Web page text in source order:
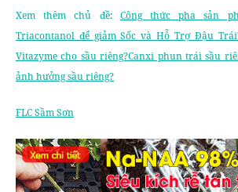
Xem thêm chủ đề: Công thức pha sản
Triacontanol để giảm Sốc và Hỗ Trợ Đậu
Vitazyme cho sầu riêng?Canxi phun trái sầu
ảnh hưởng sầu riêng?
FLC Sầm Sơn